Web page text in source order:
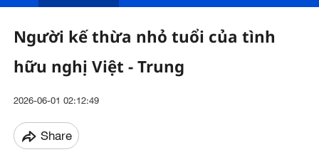
Người kế thừa nhỏ tuổi của tình
hữu nghị Việt - Trung
2026-06-01 02:12:49
Share